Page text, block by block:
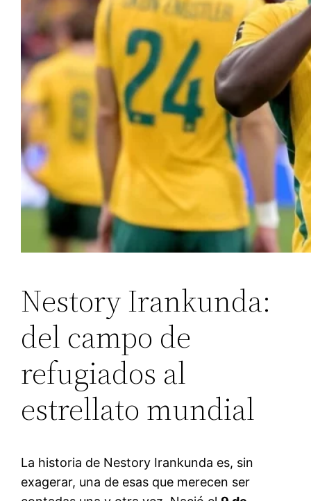
Nestory Irankunda:
del campo de
refugiados al
estrellato mundial
La historia de Nestory Irankunda es, sin
exagerar, una de esas que merecen ser